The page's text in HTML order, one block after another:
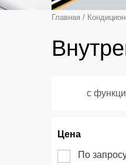
Главная /
с
Цена
По